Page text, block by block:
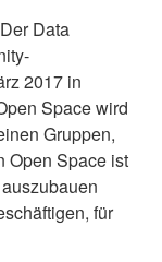
Data
2017 in
Space wird
Gruppen,
Open Space ist
für